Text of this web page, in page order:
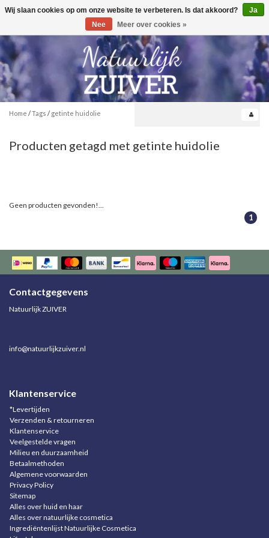
Toggle
0
Home /Tags / getinte huidolie
Producten getagd met getinte huidolie
Geen producten gevonden!...
1
Contactgegevens
Natuurlijk ZUIVER
info@natuurlijkzuiver.nl
Klantenservice
*Levertijden
Verzenden & retourneren
Klantenservice
Veelgestelde vragen
Milieu en duurzaamheid
Betaalmethoden
Algemene voorwaarden
Privacy Policy
Sitemap
Alles over huid en haar
Alles over natuurlijke cosmetica
Ingrediëntenlijst Natuurlijke Cosmetica
Wij slaan cookies op om onze website te verbeteren. Is dat akkoord?
Ja
Nee
Meer over cookies »